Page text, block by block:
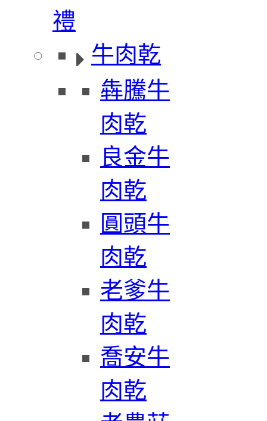
禮
牛肉乾
犇騰牛
肉乾
良金牛
肉乾
圓頭牛
肉乾
老爹牛
肉乾
喬安牛
肉乾